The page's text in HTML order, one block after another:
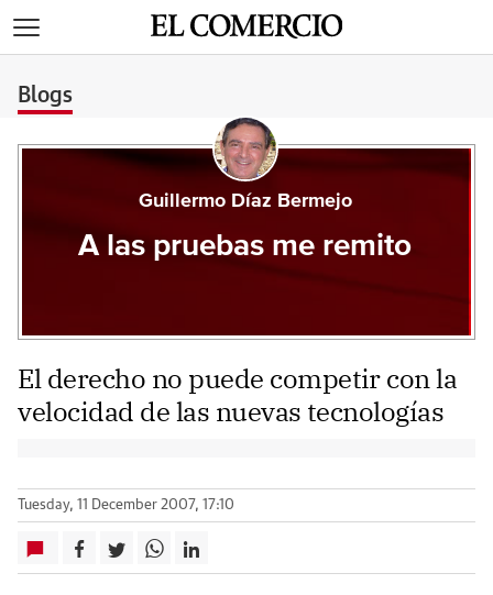
Blogs
Guillermo Díaz Bermejo
A las pruebas me remito
El derecho no puede competir con la
velocidad de las nuevas tecnologías
Tuesday, 11 December 2007, 17:10